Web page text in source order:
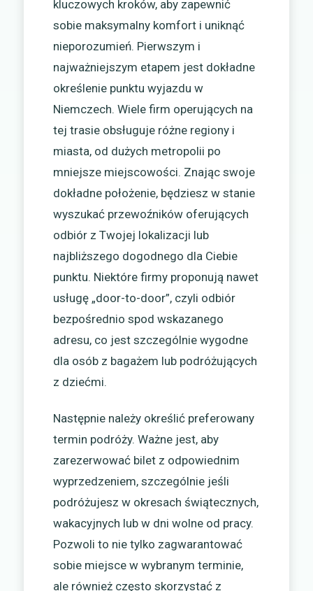
kluczowych kroków, aby zapewnić
sobie maksymalny komfort i uniknąć
nieporozumień. Pierwszym i
najważniejszym etapem jest dokładne
określenie punktu wyjazdu w
Niemczech. Wiele firm operujących na
tej trasie obsługuje różne regiony i
miasta, od dużych metropolii po
mniejsze miejscowości. Znając swoje
dokładne położenie, będziesz w stanie
wyszukać przewoźników oferujących
odbiór z Twojej lokalizacji lub
najbliższego dogodnego dla Ciebie
punktu. Niektóre firmy proponują nawet
usługę „door-to-door”, czyli odbiór
bezpośrednio spod wskazanego
adresu, co jest szczególnie wygodne
dla osób z bagażem lub podróżujących
z dziećmi.
Następnie należy określić preferowany
termin podróży. Ważne jest, aby
zarezerwować bilet z odpowiednim
wyprzedzeniem, szczególnie jeśli
podróżujesz w okresach świątecznych,
wakacyjnych lub w dni wolne od pracy.
Pozwoli to nie tylko zagwarantować
sobie miejsce w wybranym terminie,
ale również często skorzystać z